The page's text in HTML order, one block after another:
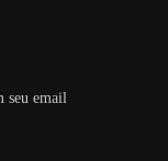
seu email